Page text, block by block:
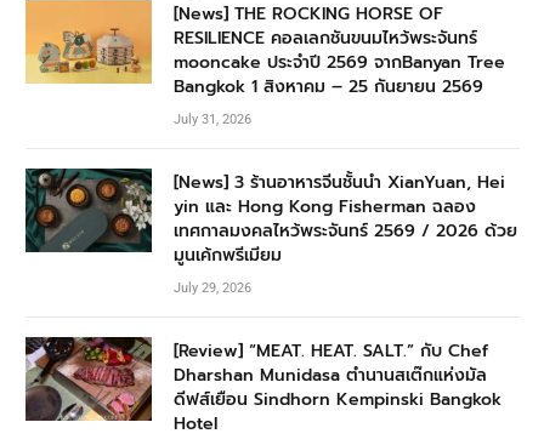
[News] THE ROCKING HORSE OF
RESILIENCE คอลเลกชันขนมไหว้พระจันทร์
mooncake ประจำปี 2569 จากBanyan Tree
Bangkok 1 สิงหาคม – 25 กันยายน 2569
July 31, 2026
[News] 3 ร้านอาหารจีนชั้นนำ XianYuan, Hei
yin และ Hong Kong Fisherman ฉลอง
เทศกาลมงคลไหว้พระจันทร์ 2569 / 2026 ด้วย
มูนเค้กพรีเมียม
July 29, 2026
[Review] “MEAT. HEAT. SALT.” กับ Chef
Dharshan Munidasa ตำนานสเต๊กแห่งมัล
ดีฟส์เยือน Sindhorn Kempinski Bangkok
Hotel